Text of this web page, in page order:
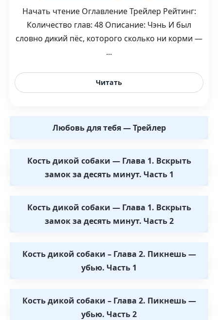
Начать чтение Оглавление Трейлер Рейтинг:
Количество глав: 48 Описание: Чэнь И был
словно дикий пёс, которого сколько ни корми —
...
Читать
Любовь для тебя — Трейлер
Кость дикой собаки — Глава 1. Вскрыть
замок за десять минут. Часть 1
Кость дикой собаки — Глава 1. Вскрыть
замок за десять минут. Часть 2
Кость дикой собаки – Глава 2. Пикнешь —
убью. Часть 1
Кость дикой собаки – Глава 2. Пикнешь —
убью. Часть 2